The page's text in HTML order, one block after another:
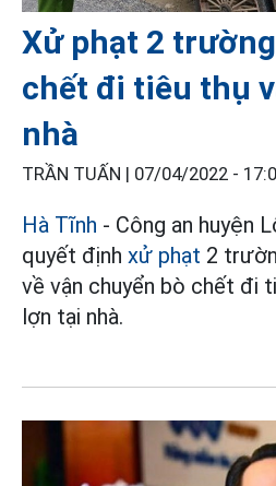
Xử phạt 2
chết đi tiêu thụ
nhà
TRẦN TUẤN | 07/04/2022 -
Hà Tĩnh - Công an huyện
quyết định xử phạt 2
về vận chuyển bò chết đi
lợn tại nhà.